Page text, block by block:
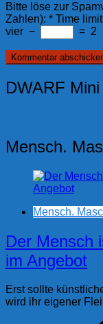
Bitte löse zur
Zahlen): * Time
vier − = 2
DWARF
Mensch.
Mensch.
Der Mensch
im Angebot
Erst sollte
wird ihr eigener